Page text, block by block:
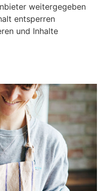
weitergegeben
entsperren
und Inhalte